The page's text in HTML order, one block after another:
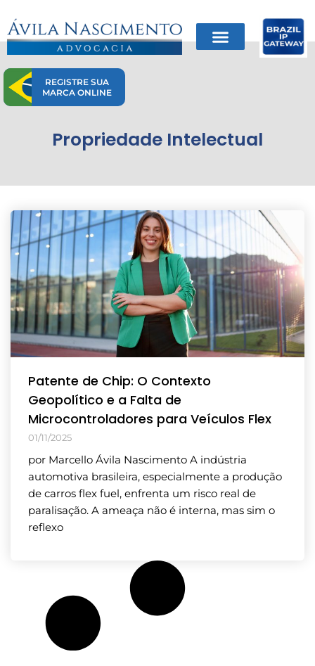
para
conteúdo
REGISTRE SUA
MARCA ONLINE
Propriedade Intelectual
Patente de Chip: O Contexto
Geopolítico e a Falta de
Microcontroladores para Veículos Flex
01/11/2025
por Marcello Ávila Nascimento A indústria
automotiva brasileira, especialmente a produção
de carros flex fuel, enfrenta um risco real de
paralisação. A ameaça não é interna, mas sim o
reflexo